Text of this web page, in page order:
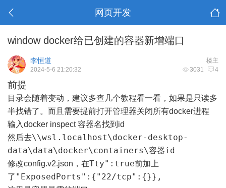
网页开发
window docker给已创建的容器新增端口
楼主
李恒道
3031 4
2024-5-6 21:20:32
前提
目录会随着变动，建议多查几个教程看一看，如果是只读多
半找错了。而且需要提前打开管理器关闭所有docker进程
输入docker inspect 容器名找到id
然后去\\wsl.localhost\docker-desktop-
data\data\docker\containers\容器id
修改config.v2.json，在Tty":true前加上
了 "ExposedPorts":{"22/tcp":{}},